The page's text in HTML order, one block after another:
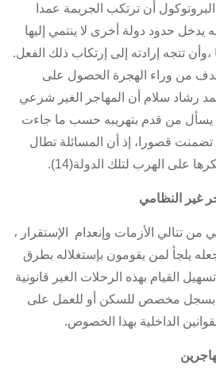
أن ترتكب الجريمة عمدا
حدود دولة أخرى لا ينتمي إليها
،وأن تتجه إرادته إلى إرتكاب ذلك الفعل.
من وراء الهجرة الحصول على
رشاد سلام أن المهاجر الغير شرعي
يسأل من قدم بتهريبه حسب ما جاءت
تضمنت قصورا، إذ أن المسائلة تطال
على الهرب لتلك الدولة(14).
غير النظامي
من تتالي الأزمات وإنعدام الإستقرار ،
يلجأ لمن يقومون بإستغلاله بطرق
القيام بهذه الرحلات الغير قانونية
بسجل مخصص للسكن أو للعمل على
الداخلية بهذا الخصوص.